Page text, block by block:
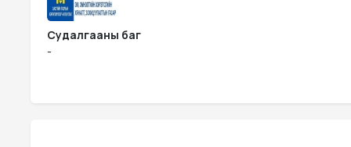
Судалгааны баг
-